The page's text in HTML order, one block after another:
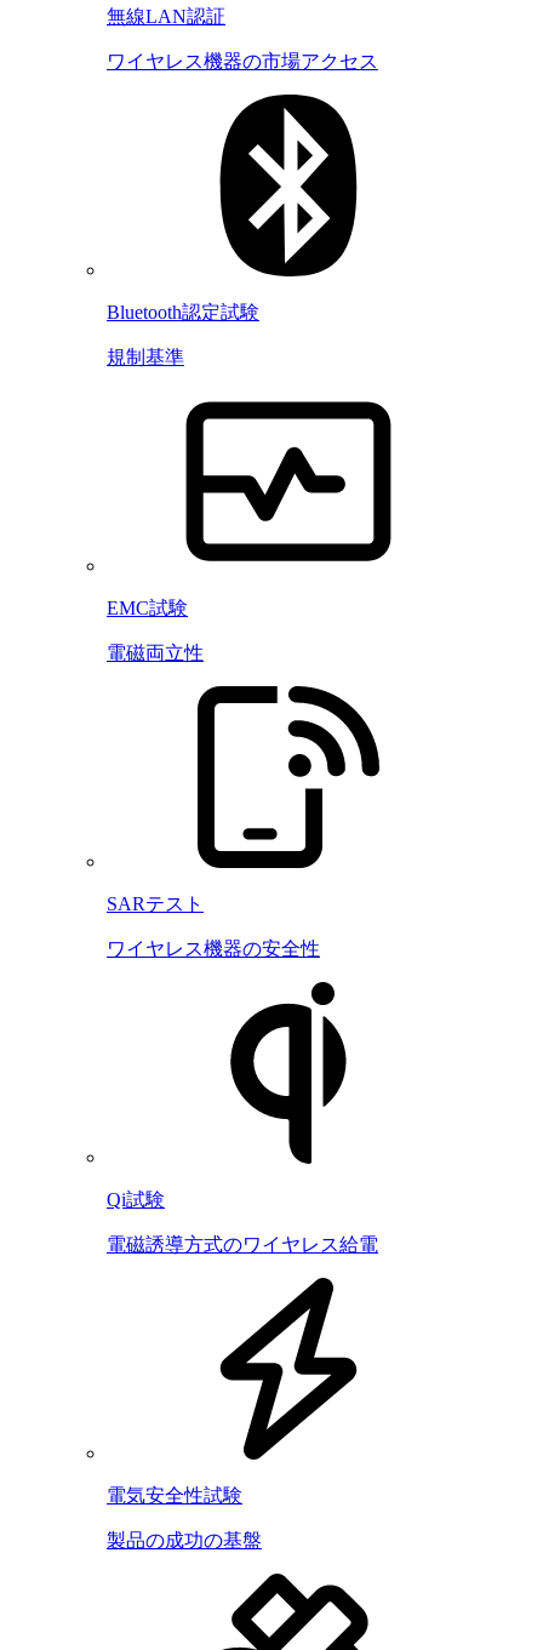
無線LAN認証
ワイヤレス機器の市場アクセス
Bluetooth認定試験
規制基準
EMC試験
電磁両立性
SARテスト
ワイヤレス機器の安全性
Qi試験
電磁誘導方式のワイヤレス給電
電気安全性試験
製品の成功の基盤